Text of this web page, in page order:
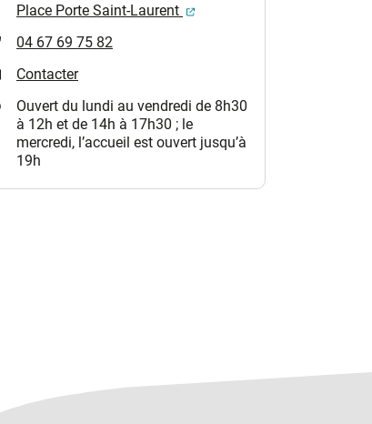
Place Porte Saint-Laurent
(ouverture dans un nouvel
04 67 69 75 82
Contacter
Ouvert du lundi au vendredi de 8h30
à 12h et de 14h à 17h30 ; le
mercredi, l’accueil est ouvert jusqu’à
19h